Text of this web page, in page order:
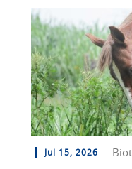
Jul 15, 2026